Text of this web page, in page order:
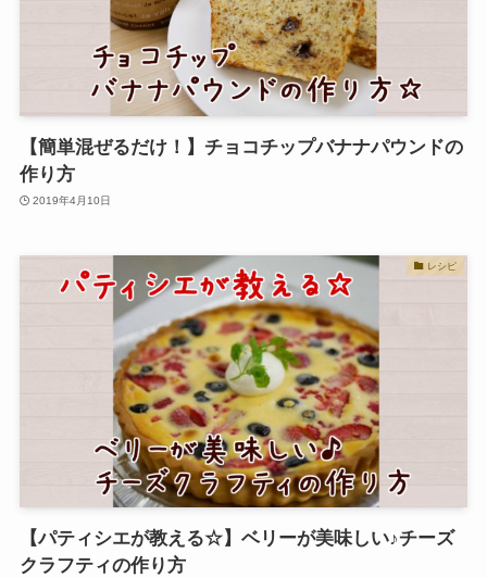
【簡単混ぜるだけ！】チョコチップバナナパウンドの
作り方
2019年4月10日
レシピ
【パティシエが教える☆】ベリーが美味しい♪チーズ
クラフティの作り方